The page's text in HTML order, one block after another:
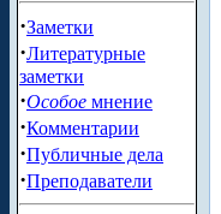
·Заметки
·Литературные
заметки
·Особое мнение
·Комментарии
·Публичные дела
·Преподаватели